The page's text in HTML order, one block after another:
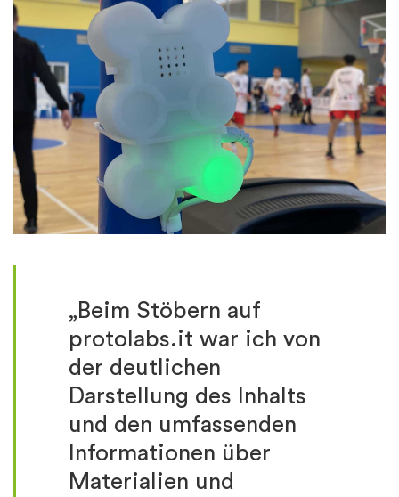
„Beim Stöbern auf
protolabs.it war ich von
der deutlichen
Darstellung des Inhalts
und den umfassenden
Informationen über
Materialien und